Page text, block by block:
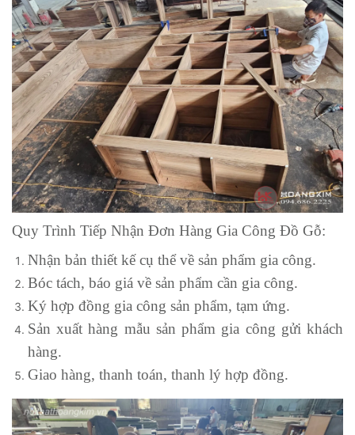
Quy Trình Tiếp Nhận Đơn Hàng Gia Công Đồ Gỗ:
Nhận bản thiết kế cụ thể về sản phẩm gia công.
Bóc tách, báo giá về sản phẩm cần gia công.
Ký hợp đồng gia công sản phẩm, tạm ứng.
Sản xuất hàng mẫu sản phẩm gia công gửi khách
hàng.
Giao hàng, thanh toán, thanh lý hợp đồng.